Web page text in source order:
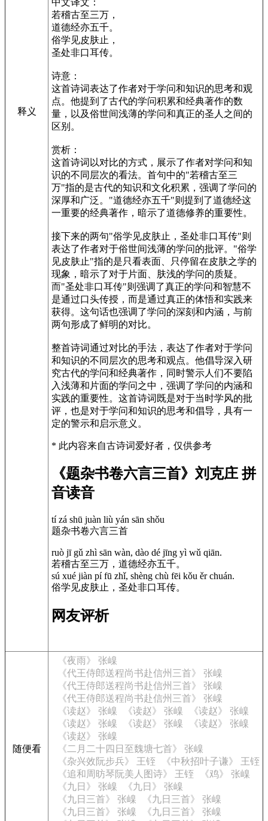
释义
若稽古至三万，
道德经亦五千。
俗学见皮肤止，
圣处非口耳传。
诗意：
这首诗词表达了作者对于学问和知识的思考和观
点。他提到了古代的学问积累和经典著作的数
量，以及俗世间浅薄的学问和真正的圣人之间的
区别。
赏析：
这首诗词以对比的方式，展示了作者对学问和知
识的不同层次的看法。首句中的"若稽古至三
万"指的是古代的知识和文化积累，强调了学问的
深厚和广泛。"道德经亦五千"则提到了道德经这
一重要的经典著作，暗示了道德修养的重要性。
接下来的两句"俗学见皮肤止，圣处非口耳传"则
表达了作者对于俗世间浅薄的学问的批评。"俗学
见皮肤止"指的是只看表面、只停留在皮肤之学的
现象，暗示了对于片面、肤浅的学问的质疑。
而"圣处非口耳传"则强调了真正的学问和智慧不
是通过口头传授，而是通过真正的体悟和实践来
获得。这句话也强调了学问的深刻和内涵，与前
两句形成了鲜明的对比。
整首诗词通过对比的手法，表达了作者对于学问
和知识的不同层次的思考和观点。他倡导深入研
究古代的学问和经典著作，同时警示人们不要陷
入浅薄和片面的学问之中，强调了学问的内涵和
实践的重要性。这首诗词既是对于当时学风的批
评，也是对于学问和知识的思考和倡导，具有一
定的警示和启示意义。
* 此内容来自古诗词爱好者，仅供参考
《题杂书卷六言三首》刘克庄 拼
音读音
tí zá shū juàn liù yán sān shǒu
题杂书卷六言三首
ruò jī gǔ zhì sān wàn, dào dé jīng yì wǔ qiān.
若稽古至三万，道德经亦五千。
sú xué jiàn pí fū zhǐ, shèng chù fēi kǒu ěr chuán.
俗学见皮肤止，圣处非口耳传。
网友评析
随便看
《夜雨》 张嵲
《代王侍郎送程尚书赴信州三首》 张嵲
《代王侍郎送程尚书赴信州三首》 张嵲
《代王侍郎送程尚书赴信州三首》 张嵲
《读赵》 张嵲
《读赵》 张嵲
《读赵》 张嵲
《读赵》 张嵲
《读赵》 张嵲
《读赵》 张嵲
《读赵》 张嵲
《二月二十四日至魏塘七首》 张嵲
《杂兴效阮步兵》 王铚
《中秋招叶子谦》 王铚
《追和周昉琴阮美人图诗》 王铚
《鸡》 张嵲
《九日》 张嵲
《九日》 张嵲
《九日三首》 张嵲
《九日三首》 张嵲
《九日三首》 张嵲
《九日三首》 张嵲